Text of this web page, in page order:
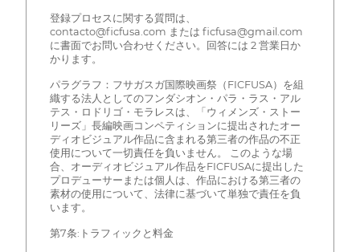
登録プロセスに関する質問は、
contacto@ficfusa.com または ficfusa@gmail.com
に書面でお問い合わせください。回答には 2 営業日か
かります。
パラグラフ：フサガスガ国際映画祭（FICFUSA）を組
織する法人としてのフンダシオン・パラ・ラス・アル
テス・ロドリゴ・モラレスは、「ウィメンズ・ストー
リーズ」長編映画コンペティションに提出されたオー
ディオビジュアル作品に含まれる第三者の作品の不正
使用について一切責任を負いません。 このような場
合、オーディオビジュアル作品をFICFUSAに提出した
プロデューサーまたは個人は、作品における第三者の
素材の使用について、法律に基づいて単独で責任を負
います。
第7条:トラフィックと料金